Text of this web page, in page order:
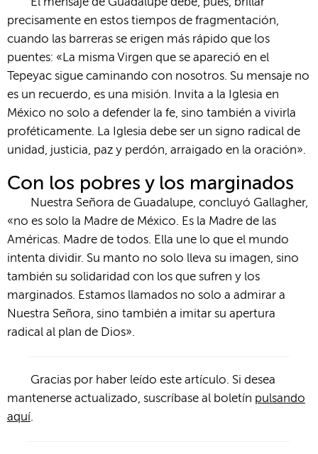
El mensaje de Guadalupe debe, pues, brillar
precisamente en estos tiempos de fragmentación,
cuando las barreras se erigen más rápido que los
puentes: «La misma Virgen que se apareció en el
Tepeyac sigue caminando con nosotros. Su mensaje no
es un recuerdo, es una misión. Invita a la Iglesia en
México no solo a defender la fe, sino también a vivirla
proféticamente. La Iglesia debe ser un signo radical de
unidad, justicia, paz y perdón, arraigado en la oración».
Con los pobres y los marginados
Nuestra Señora de Guadalupe, concluyó Gallagher,
«no es solo la Madre de México. Es la Madre de las
Américas. Madre de todos. Ella une lo que el mundo
intenta dividir. Su manto no solo lleva su imagen, sino
también su solidaridad con los que sufren y los
marginados. Estamos llamados no solo a admirar a
Nuestra Señora, sino también a imitar su apertura
radical al plan de Dios».
Gracias por haber leído este artículo. Si desea
mantenerse actualizado, suscríbase al boletín pulsando
aquí.